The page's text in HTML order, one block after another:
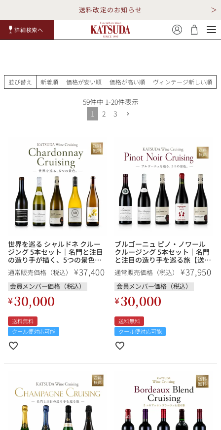
送料改定のお知らせ
詳細検索へ
キャンペーン 勝田商店について
ショッピングガイド ギフトラッピング
銘柄から探す
ラフィット ペトリュス
生産地から探す
フランス ブルゴーニュ
ローヌ
アメリカ カリフォルニア
種類で探す
ロゼワイン
ワインセット
40,000円〜79,999円
80,000円〜99,999円
100,000円〜199,999円
200,000円〜499,999円
メルマガ LINE
並び替え 新着順 価格が安い順 価格が高い順 ヴィンテージ新しい順
59件中 1-20件表示
1
2 3
世界を巡る シャルドネ クルー
ジング 5本セット｜名門と注目
の造り手が描く、5つの景色
【送料無料】
通常販売価格（税込） ¥37,400
会員メンバー価格（税込）
¥30,000
送料無料
クール便対応可能
ブルゴーニュ ピノ・ノワール
クルージング 5本セット｜名門
と注目の造り手を巡る旅【送料
無料】
通常販売価格（税込） ¥37,950
会員メンバー価格（税込）
¥30,000
送料無料
クール便対応可能